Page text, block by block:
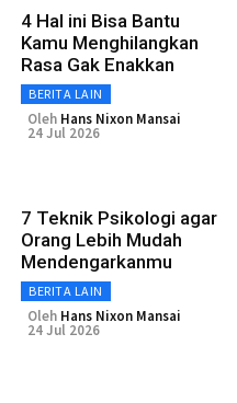
4 Hal ini Bisa Bantu
Kamu Menghilangkan
Rasa Gak Enakkan
BERITA LAIN
Oleh Hans Nixon Mansai
24 Jul 2026
7 Teknik Psikologi agar
Orang Lebih Mudah
Mendengarkanmu
BERITA LAIN
Oleh Hans Nixon Mansai
24 Jul 2026